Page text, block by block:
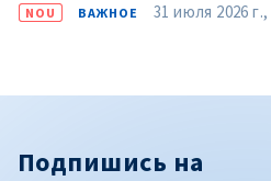
NOU ВАЖНОЕ 31 июля 2026 г.,
Подпишись на